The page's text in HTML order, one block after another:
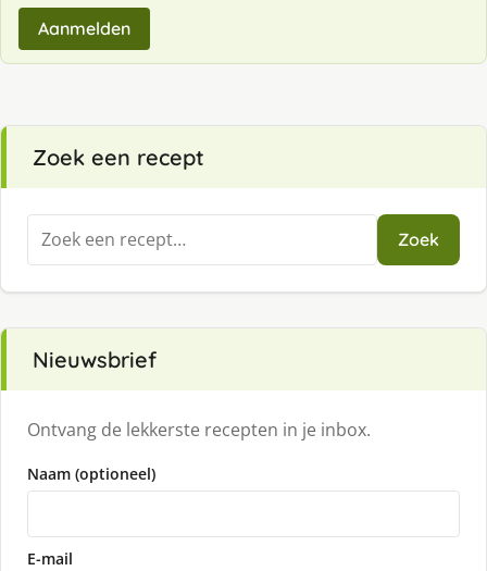
Aanmelden
Zoek een recept
Zoeken
naar:
Zoek
Nieuwsbrief
Ontvang de lekkerste recepten in je inbox.
Naam (optioneel)
E-mail